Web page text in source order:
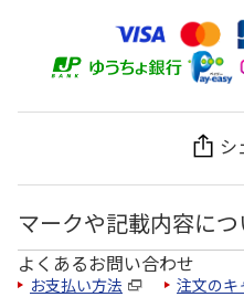
シ
マークや記載内容につ
よくあるお問い合わせ
お支払い方法 注文のキ